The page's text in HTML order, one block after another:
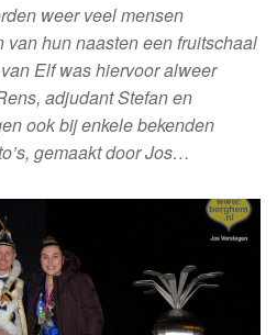
weer veel mensen
hun naasten een fruitschaal
Elf was hiervoor alweer
adjudant Stefan en
ook bij enkele bekenden
gemaakt door Jos…